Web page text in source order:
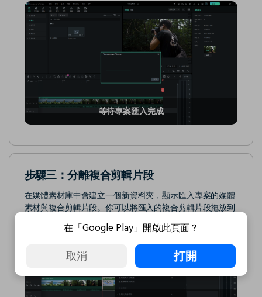
等待專案匯入完成
步驟三：分離複合剪輯片段
在媒體素材庫中會建立一個新資料夾，顯示匯入專案的媒體
素材與複合剪輯片段。你可以將匯入的複合剪輯片段拖放到
列表中選擇「分離複合短片」選項。
在「Google Play」開啟此頁面？
取消 打開